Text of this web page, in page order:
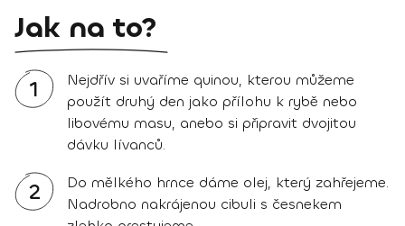
Jak na to?
1
Nejdřív si uvaříme quinou, kterou můžeme
použít druhý den jako přílohu k rybě nebo
libovému masu, anebo si připravit dvojitou
dávku lívanců.
2
Do mělkého hrnce dáme olej, který zahřejeme.
Nadrobno nakrájenou cibuli s česnekem